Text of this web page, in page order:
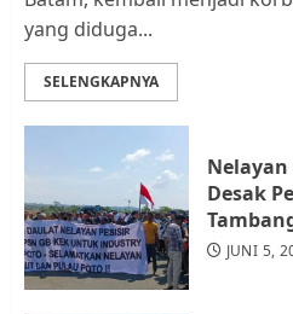
Warga
Audiensi
yang diduga...
SELENGKAPNYA
Desak
JUNI 5,